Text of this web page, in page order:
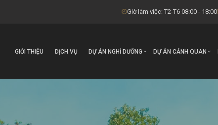
Giờ làm việc: T2-T6 08:00 - 18:00
GIỚI THIỆU DỊCH VỤ DỰ ÁN NGHỈ DƯỠNG DỰ ÁN CẢNH QUAN